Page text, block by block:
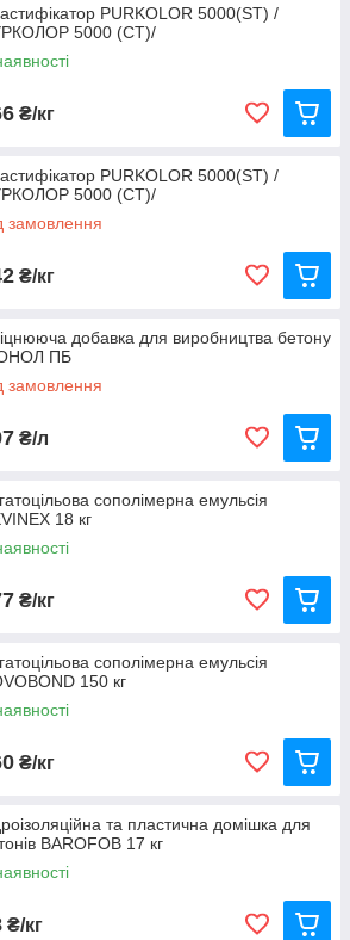
суха добавка для
з гідрофобізуючим ефектом
-CP360-WP
водонепроникного бетону, з
технологією 2 в 1. Не вимагає
з водою при додаванні в
добавка для бетону з
корозії BETOCRETE -CP-350-CI
добавки з водою утворюються
утримують бетон в водонепроникному
арматурну сталь від корозії.
PURKOLOR 5000(ST) /
5000 (СТ)/
₴/кг
PURKOLOR 5000(ST) /
5000 (СТ)/
замовлення
₴/кг
добавка для виробництва бетону
ПБ
замовлення
₴/л
сополімерна емульсія
18 кг
₴/кг
сополімерна емульсія
150 кг
₴/кг
та пластична домішка для
BAROFOB 17 кг
₴/кг